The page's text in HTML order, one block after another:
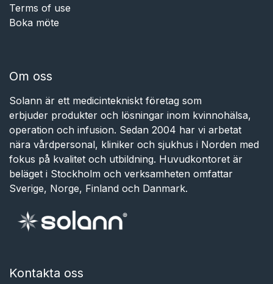
Terms of use
Boka möte
Om oss
Solann är ett medicintekniskt företag som
erbjuder produkter och lösningar inom kvinnohälsa,
operation och infusion. Sedan 2004 har vi arbetat
nära vårdpersonal, kliniker och sjukhus i Norden med
fokus på kvalitet och utbildning. Huvudkontoret är
beläget i Stockholm och verksamheten omfattar
Sverige, Norge, Finland och Danmark.
Kontakta oss